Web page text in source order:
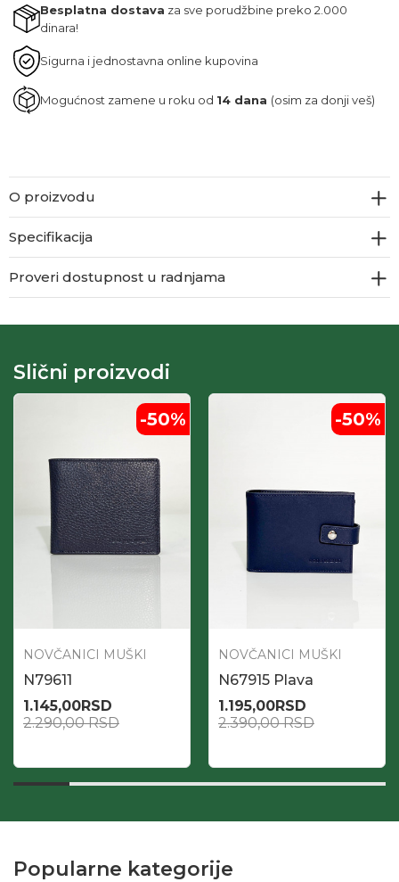
Besplatna dostava za sve porudžbine preko 2.000
dinara!
Sigurna i jednostavna online kupovina
Mogućnost zamene u roku od 14 dana (osim za donji veš)
O proizvodu
Specifikacija
Proveri dostupnost u radnjama
Slični proizvodi
-50%
NOVČANICI MUŠKI
N79611
1.145,00RSD
2.290,00RSD
-50%
NOVČANICI MUŠKI
N67915 Plava
1.195,00RSD
2.390,00RSD
Popularne kategorije